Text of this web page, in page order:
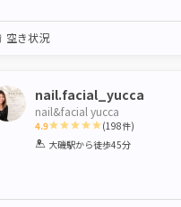
空き状況
nail.facial_yucca
nail&facial yucca
4.9
1 2 3 4 5
(198件)
大磯駅から徒歩45分